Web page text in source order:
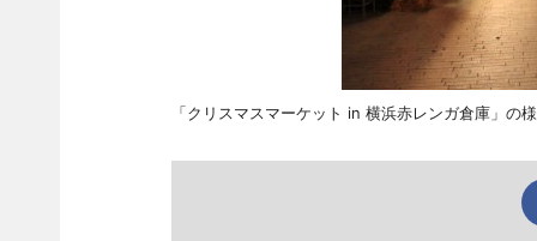
「クリスマスマーケット in 横浜赤レンガ倉庫」の